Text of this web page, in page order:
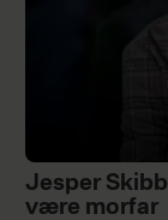
Jesper
være morfar